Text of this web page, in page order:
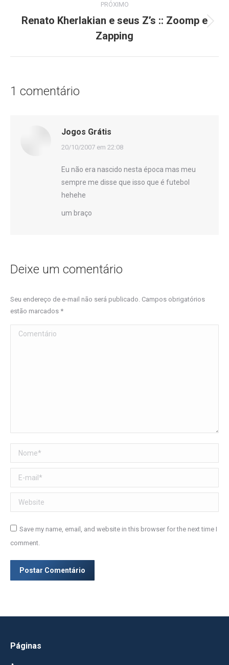
PRÓXIMO
Próximo
post:
Renato Kherlakian e seus Z’s :: Zoomp e
Zapping
1 comentário
Jogos Grátis
disse:
20/10/2007 em 22:08
Eu não era nascido nesta época mas meu
sempre me disse que isso que é futebol
hehehe
um braço
Deixe um comentário
Seu endereço de e-mail não será publicado. Campos obrigatórios
estão marcados *
Comentário
Nome *
E-mail *
Website
Save my name, email, and website in this browser for the next time I
comment.
Postar Comentário
Páginas